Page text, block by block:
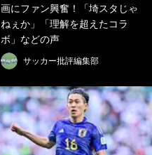
画にファン興奮！「埼スタじゃ
ねぇか」「理解を超えたコラ
ボ」などの声
サッカー批評編集部